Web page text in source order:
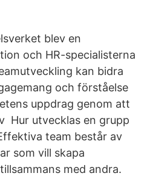
blev en
och HR-specialisterna
kan bidra
och förståelse
uppdrag genom att
Hur utvecklas en grupp
team består av
som vill skapa
med andra.